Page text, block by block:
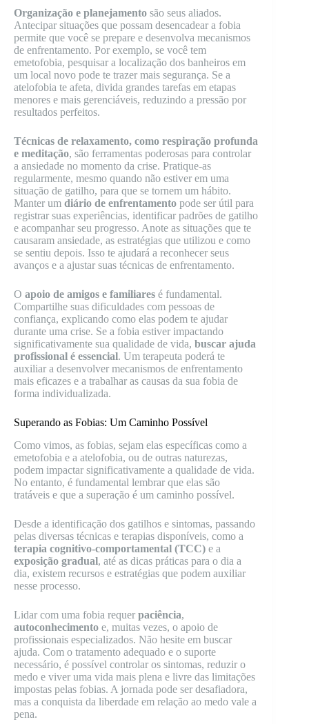
Organização e planejamento são seus aliados.
Antecipar situações que possam desencadear a fobia
permite que você se prepare e desenvolva mecanismos
de enfrentamento. Por exemplo, se você tem
emetofobia, pesquisar a localização dos banheiros em
um local novo pode te trazer mais segurança. Se a
atelofobia te afeta, divida grandes tarefas em etapas
menores e mais gerenciáveis, reduzindo a pressão por
resultados perfeitos.
Técnicas de relaxamento, como respiração profunda
e meditação, são ferramentas poderosas para controlar
a ansiedade no momento da crise. Pratique-as
regularmente, mesmo quando não estiver em uma
situação de gatilho, para que se tornem um hábito.
Manter um diário de enfrentamento pode ser útil para
registrar suas experiências, identificar padrões de gatilho
e acompanhar seu progresso. Anote as situações que te
causaram ansiedade, as estratégias que utilizou e como
se sentiu depois. Isso te ajudará a reconhecer seus
avanços e a ajustar suas técnicas de enfrentamento.
O apoio de amigos e familiares é fundamental.
Compartilhe suas dificuldades com pessoas de
confiança, explicando como elas podem te ajudar
durante uma crise. Se a fobia estiver impactando
significativamente sua qualidade de vida, buscar ajuda
profissional é essencial. Um terapeuta poderá te
auxiliar a desenvolver mecanismos de enfrentamento
mais eficazes e a trabalhar as causas da sua fobia de
forma individualizada.
Superando as Fobias: Um Caminho Possível
Como vimos, as fobias, sejam elas específicas como a
emetofobia e a atelofobia, ou de outras naturezas,
podem impactar significativamente a qualidade de vida.
No entanto, é fundamental lembrar que elas são
tratáveis e que a superação é um caminho possível.
Desde a identificação dos gatilhos e sintomas, passando
pelas diversas técnicas e terapias disponíveis, como a
terapia cognitivo-comportamental (TCC) e a
exposição gradual, até as dicas práticas para o dia a
dia, existem recursos e estratégias que podem auxiliar
nesse processo.
Lidar com uma fobia requer paciência,
autoconhecimento e, muitas vezes, o apoio de
profissionais especializados. Não hesite em buscar
ajuda. Com o tratamento adequado e o suporte
necessário, é possível controlar os sintomas, reduzir o
medo e viver uma vida mais plena e livre das limitações
impostas pelas fobias. A jornada pode ser desafiadora,
mas a conquista da liberdade em relação ao medo vale a
pena.